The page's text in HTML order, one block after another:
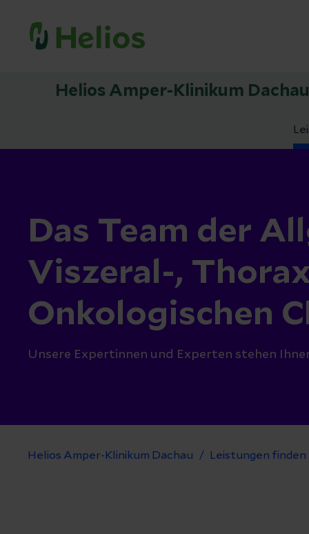
Helios Amper-Klinikum Dachau
Das Team der
Viszeral-,
Onkologischen
Unsere Expertinnen und Experten stehen
Helios Amper-Klinikum Dachau Leistungen finden